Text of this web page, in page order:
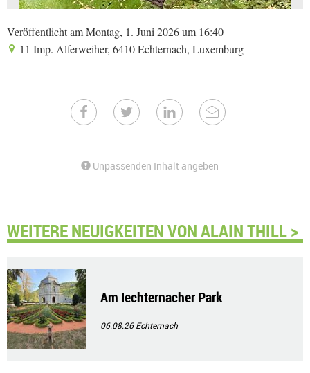
Veröffentlicht am Montag, 1. Juni 2026 um 16:40
11 Imp. Alferweiher, 6410 Echternach, Luxemburg
Unpassenden Inhalt angeben
WEITERE NEUIGKEITEN VON ALAIN THILL >
Am Iechternacher Park
06.08.26Echternach